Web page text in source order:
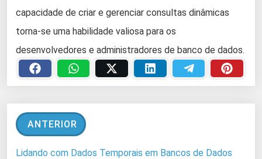
capacidade de criar e gerenciar consultas dinâmicas
torna-se uma habilidade valiosa para os
desenvolvedores e administradores de banco de dados.
ANTERIOR
Lidando com Dados Temporais em Bancos de Dados